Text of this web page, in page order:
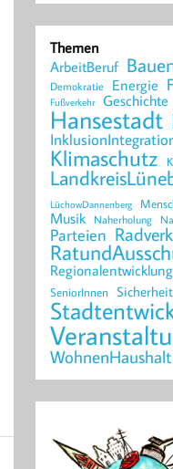
Themen
ArbeitBeruf
Demokratie Energie
Fußverkehr Geschichte
Hansestadt
Klimaschutz
LüchowDannenberg
Musik Naherholung
Parteien
Regionalentwicklung
SeniorInnen Sicherheit
WohnenHaushalt